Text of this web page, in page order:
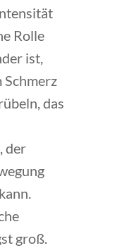
Rolle
ist,
Schmerz
das
der
groß.